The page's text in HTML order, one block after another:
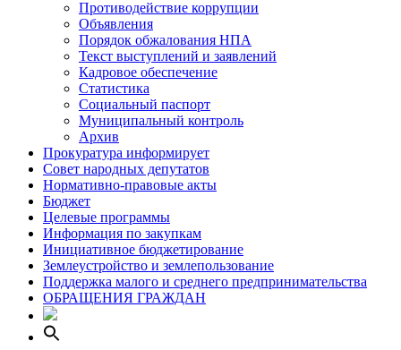
Противодействие коррупции
Объявления
Порядок обжалования НПА
Текст выступлений и заявлений
Кадровое обеспечение
Статистика
Социальный паспорт
Муниципальный контроль
Архив
Прокуратура информирует
Совет народных депутатов
Нормативно-правовые акты
Бюджет
Целевые программы
Информация по закупкам
Инициативное бюджетирование
Землеустройство и землепользование
Поддержка малого и среднего предпринимательства
ОБРАЩЕНИЯ ГРАЖДАН